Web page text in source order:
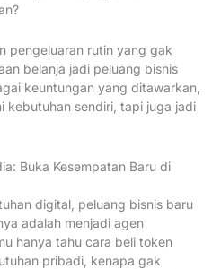
pengeluaran rutin yang gak
belanja jadi peluang bisnis
keuntungan yang ditawarkan,
kebutuhan sendiri, tapi juga jadi
Buka Kesempatan Baru di
digital, peluang bisnis baru
adalah menjadi agen
hanya tahu cara beli token
pribadi, kenapa gak